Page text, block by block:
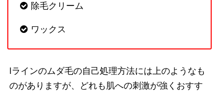
除毛クリーム
ワックス
Iラインのムダ毛の自己処理方法には上のようなも
のがありますが、どれも肌への刺激が強くおすす